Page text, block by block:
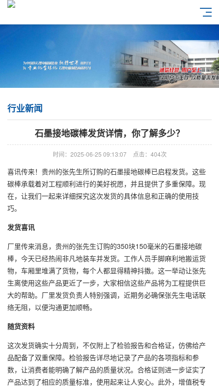
行业新闻
石墨接地碳棒发货详情，你了解多少？
时间：2025-06-25 09:13:07 点击：404次
喜讯传来！贵州的张先生所订购的石墨接地碳棒已启程发货。这些
碳棒承载着对工程顺利进行的美好祝愿，并且提供了多重保障。现
在，让我们一起来详细探究这次发货的具体信息和正确的使用技
巧。
发货喜讯
厂里传来消息，贵州的张先生订购的350块150毫米的石墨接地碳
棒，今天已经热闹非凡地装车并发货。工作人员手脚麻利地搬运货
物，车厢里堆满了货物，每个人都显得精神抖擞。这一举动让张先
生离使用这些产品更近了一步，大家相信这些产品将为工程提供巨
大的帮助。厂里发货负责人特别强调，近期务必确保张先生电话联
络无阻，以便沟通更加顺畅。
随货资料
这次发货确实十分周到，不仅附上了检验报告和合格证，仿佛给产
品配备了双重保障。检验报告详尽地记录了产品的各项指标和参
数，让消费者能明确了解产品的质量状况。合格证则进一步证实了
产品达到了相应的质量标准，使用起来让人安心。此外，增值税专